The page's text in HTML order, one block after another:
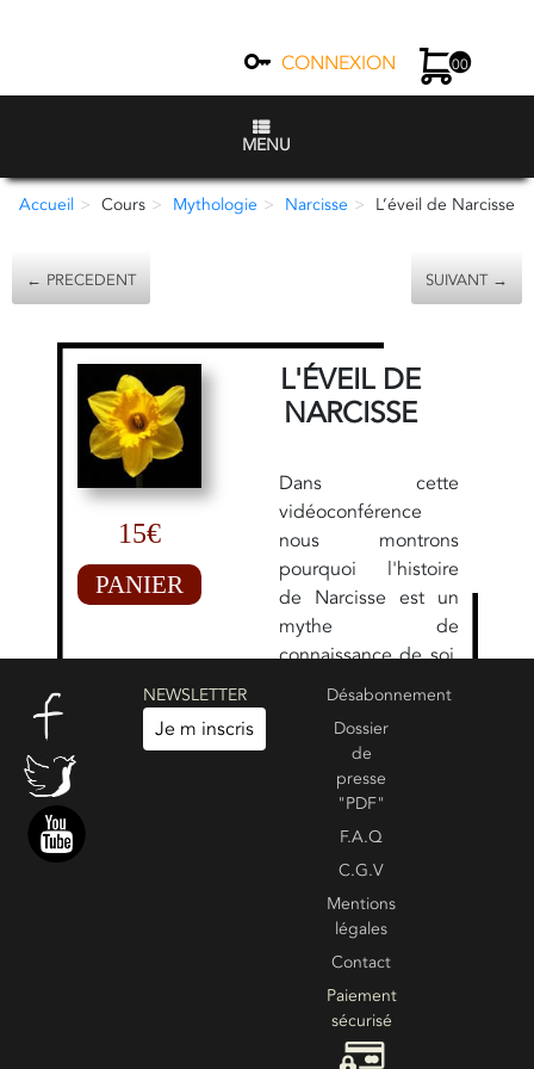
CONNEXION 00
MENU
Accueil Cours Mythologie Narcisse L’éveil de Narcisse
← PRECEDENT SUIVANT →
15€
PANIER
L'ÉVEIL DE
NARCISSE
Dans cette
vidéoconférence
nous montrons
pourquoi l'histoire
de Narcisse est un
mythe de
connaissance de soi.
Vous pouvez aussi
Introduction au
mythe de Narcisse
Voir les commentaires :
NEWSLETTER
Je m inscris
Désabonnement
Dossier
de
presse
"PDF"
F.A.Q
C.G.V
Mentions
légales
Contact
Paiement
sécurisé